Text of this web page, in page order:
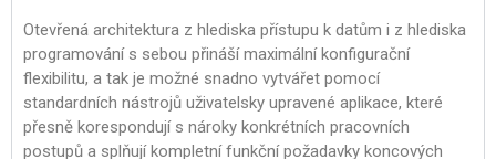
Otevřená architektura z hlediska přístupu k datům i z hlediska
programování s sebou přináší maximální konfigurační
flexibilitu, a tak je možné snadno vytvářet pomocí
standardních nástrojů uživatelsky upravené aplikace, které
přesně korespondují s nároky konkrétních pracovních
postupů a splňují kompletní funkční požadavky koncových